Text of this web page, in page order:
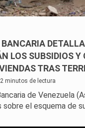
LOS SUBSIDIOS Y
TRAS
2 minutos de lectura
de Venezuela
el esquema de